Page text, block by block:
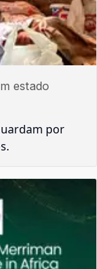
estado
por